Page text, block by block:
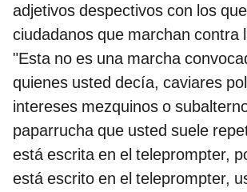
adjetivos despectivos con los
ciudadanos que marchan contra
"Esta no es una marcha
quienes usted decía, caviares
intereses mezquinos o
paparrucha que usted suele
está escrita en el teleprompter,
está escrito en el teleprompter,